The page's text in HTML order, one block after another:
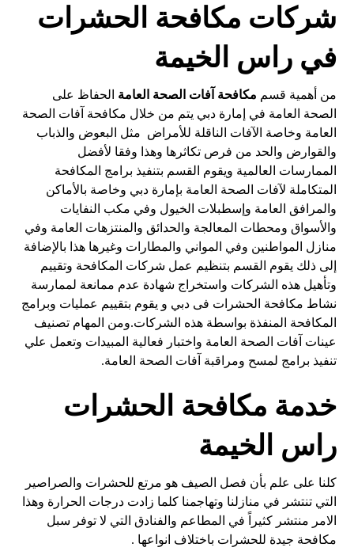
شركات مكافحة الحشرات
في راس الخيمة
من أهمية قسم مكافحة آفات الصحة العامة الحفاظ على
الصحة العامة في إمارة دبي يتم من خلال مكافحة آفات الصحة
العامة وخاصة الآفات الناقلة للأمراض مثل البعوض والذباب
والقوارض والحد من فرص تكاثرها وهذا وفقا لأفضل
الممارسات العالمية ويقوم القسم بتنفيذ برامج المكافحة
المتكاملة لآفات الصحة العامة بإمارة دبي وخاصة بالأماكن
والمرافق العامة وإسطبلات الخيول وفي مكب النفايات
والأسواق ومحطات المعالجة والحدائق والمنتزهات العامة وفي
منازل المواطنين وفي المواني والمطارات وغيرها هذا بالإضافة
إلى ذلك يقوم القسم بتنظيم عمل شركات المكافحة وتقييم
وتأهيل هذه الشركات واستخراج شهادة عدم ممانعة لممارسة
نشاط مكافحة الحشرات فى دبي و يقوم بتقييم عمليات وبرامج
المكافحة المنفذة بواسطة هذه الشركات.ومن المهام تصنيف
عينات آفات الصحة العامة واختبار فعالية المبيدات وتعمل علي
تنفيذ برامج لمسح ومراقبة آفات الصحة العامة.
خدمة مكافحة الحشرات
راس الخيمة
كلنا على علم بأن فصل الصيف هو مرتع للحشرات والصراصير
التي تنتشر في منازلنا وتهاجمنا كلما زادت درجات الحرارة وهذا
الامر منتشر كثيراً في المطاعم والفنادق التي لا توفر سبل
مكافحة جيدة للحشرات باختلاف انواعها .